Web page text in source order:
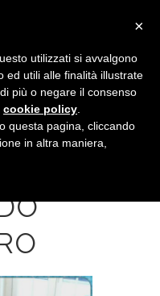
×
utilizzati si avvalgono
ed utili alle finalità illustrate
più o negare il consenso
cookie policy
questa pagina, cliccando
in altra maniera,